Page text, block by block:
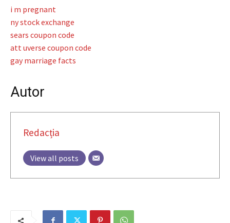
i m pregnant
ny stock exchange
sears coupon code
att uverse coupon code
gay marriage facts
Autor
Redacția
View all posts